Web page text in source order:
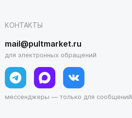
КОНТАКТЫ
mail@pultmarket.ru
для электронных обращений
мессенджеры — только для сообщений